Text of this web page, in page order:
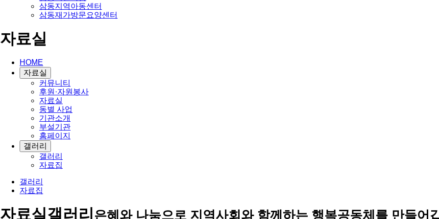
삼동지역아동센터
삼동재가방문요양센터
자료실
HOME
자료실
커뮤니티
후원·자원봉사
자료실
동별 사업
기관소개
부설기관
홈페이지
갤러리
갤러리
자료집
갤러리
자료집
자료실갤러리은혜와 나눔으로 지역사회와 함께하는 행복공동체를 만들어